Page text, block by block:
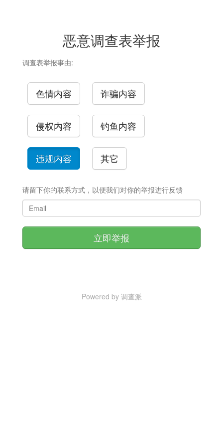
恶意调查表举报
调查表举报事由:
色情内容 诈骗内容
侵权内容 钓鱼内容
违规内容 其它
请留下你的联系方式，以便我们对你的举报进行反馈
立即举报
Powered by 调查派